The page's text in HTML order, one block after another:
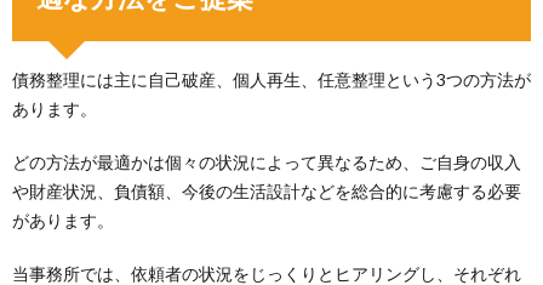
債務整理には主に自己破産、個人再生、任意整理という3つの方法が
あります。
どの方法が最適かは個々の状況によって異なるため、ご自身の収入
や財産状況、負債額、今後の生活設計などを総合的に考慮する必要
があります。
当事務所では、依頼者の状況をじっくりとヒアリングし、それぞれ